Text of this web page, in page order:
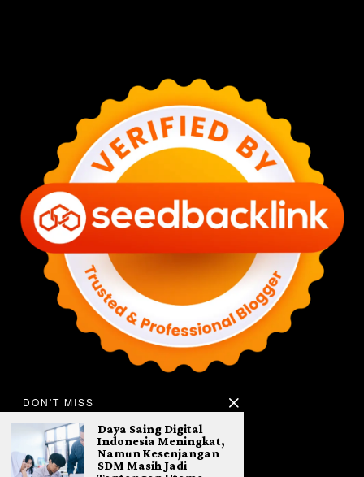
DON'T MISS
Daya Saing Digital
Indonesia Meningkat,
Namun Kesenjangan
SDM Masih Jadi